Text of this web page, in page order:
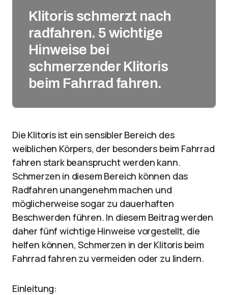
Klitoris schmerzt nach
radfahren. 5 wichtige
Hinweise bei
schmerzender Klitoris
beim Fahrrad fahren.
Die Klitoris ist ein sensibler Bereich des
weiblichen Körpers, der besonders beim Fahrrad
fahren stark beansprucht werden kann.
Schmerzen in diesem Bereich können das
Radfahren unangenehm machen und
möglicherweise sogar zu dauerhaften
Beschwerden führen. In diesem Beitrag werden
daher fünf wichtige Hinweise vorgestellt, die
helfen können, Schmerzen in der Klitoris beim
Fahrrad fahren zu vermeiden oder zu lindern.
Einleitung: